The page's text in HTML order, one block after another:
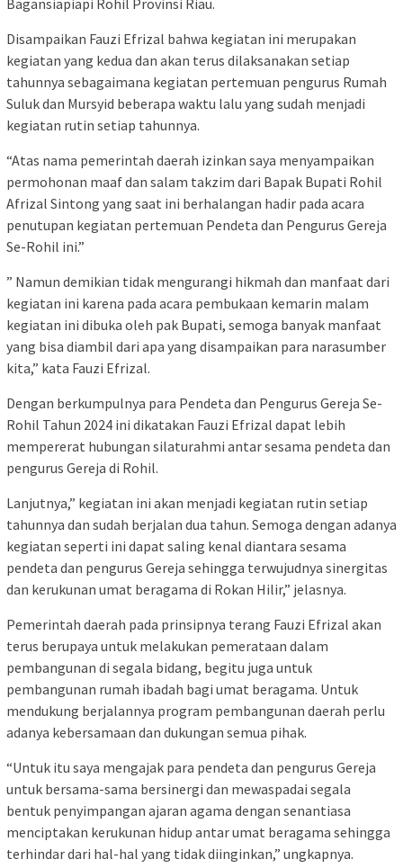
Bagansiapiapi Rohil Provinsi Riau.
Disampaikan Fauzi Efrizal bahwa kegiatan ini merupakan
kegiatan yang kedua dan akan terus dilaksanakan setiap
tahunnya sebagaimana kegiatan pertemuan pengurus Rumah
Suluk dan Mursyid beberapa waktu lalu yang sudah menjadi
kegiatan rutin setiap tahunnya.
“Atas nama pemerintah daerah izinkan saya menyampaikan
permohonan maaf dan salam takzim dari Bapak Bupati Rohil
Afrizal Sintong yang saat ini berhalangan hadir pada acara
penutupan kegiatan pertemuan Pendeta dan Pengurus Gereja
Se-Rohil ini.”
” Namun demikian tidak mengurangi hikmah dan manfaat dari
kegiatan ini karena pada acara pembukaan kemarin malam
kegiatan ini dibuka oleh pak Bupati, semoga banyak manfaat
yang bisa diambil dari apa yang disampaikan para narasumber
kita,” kata Fauzi Efrizal.
Dengan berkumpulnya para Pendeta dan Pengurus Gereja Se-
Rohil Tahun 2024 ini dikatakan Fauzi Efrizal dapat lebih
mempererat hubungan silaturahmi antar sesama pendeta dan
pengurus Gereja di Rohil.
Lanjutnya,” kegiatan ini akan menjadi kegiatan rutin setiap
tahunnya dan sudah berjalan dua tahun. Semoga dengan adanya
kegiatan seperti ini dapat saling kenal diantara sesama
pendeta dan pengurus Gereja sehingga terwujudnya sinergitas
dan kerukunan umat beragama di Rokan Hilir,” jelasnya.
Pemerintah daerah pada prinsipnya terang Fauzi Efrizal akan
terus berupaya untuk melakukan pemerataan dalam
pembangunan di segala bidang, begitu juga untuk
pembangunan rumah ibadah bagi umat beragama. Untuk
mendukung berjalannya program pembangunan daerah perlu
adanya kebersamaan dan dukungan semua pihak.
“Untuk itu saya mengajak para pendeta dan pengurus Gereja
untuk bersama-sama bersinergi dan mewaspadai segala
bentuk penyimpangan ajaran agama dengan senantiasa
menciptakan kerukunan hidup antar umat beragama sehingga
terhindar dari hal-hal yang tidak diinginkan,” ungkapnya.